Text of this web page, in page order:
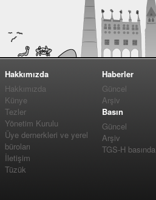
Hakkımızda
Hakkımızda
Künye
Tezler
Yönetim Kurulu
Üye dernerkleri ve yerel
büroları
İletişim
Tüzük
Haberler
Güncel
Arşiv
Basın
Güncel
Arşiv
TGS-H basında